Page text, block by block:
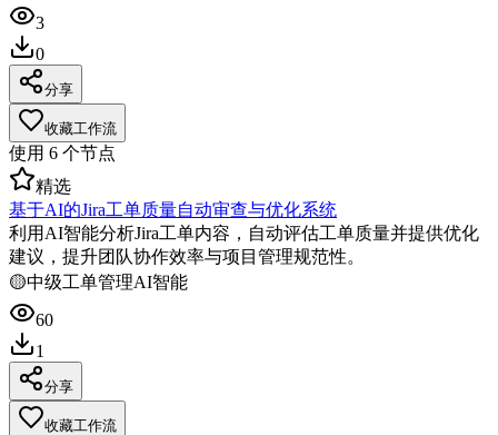
3
0
分享
收藏工作流
使用 6 个节点
精选
基于AI的Jira工单质量自动审查与优化系统
利用AI智能分析Jira工单内容，自动评估工单质量并提供优化
建议，提升团队协作效率与项目管理规范性。
🟡中级工单管理AI智能
60
1
分享
收藏工作流